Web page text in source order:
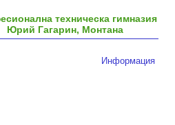
техническа гимназия
Юрий Гагарин, Монтана
Информация